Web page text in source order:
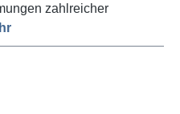
zahlreicher